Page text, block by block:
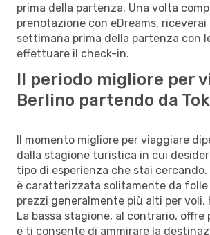
prima della partenza. Una volta
prenotazione con eDreams,
settimana prima della partenza con
effettuare il check-in.
Il periodo migliore per
Berlino partendo da
Il momento migliore per viaggiare
dalla stagione turistica in cui
tipo di esperienza che stai cercando.
è caratterizzata solitamente da
prezzi generalmente più alti per
La bassa stagione, al contrario, offre
e ti consente di ammirare la